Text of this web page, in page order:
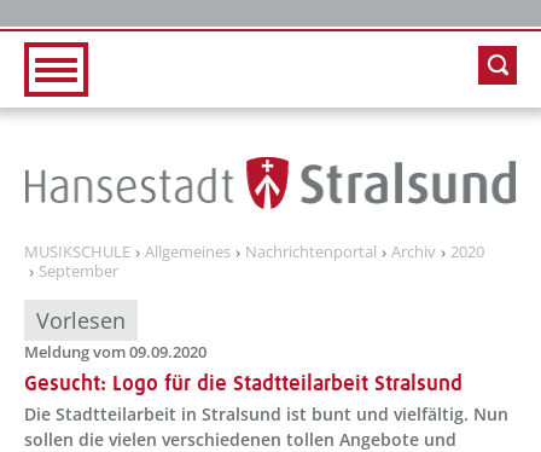
MUSIKSCHULE Allgemeines Nachrichtenportal Archiv
2020
September
Vorlesen
Meldung vom 09.09.2020
Gesucht: Logo für die Stadtteilarbeit Stralsund
Die Stadtteilarbeit in Stralsund ist bunt und vielfältig. Nun
sollen die vielen verschiedenen tollen Angebote und